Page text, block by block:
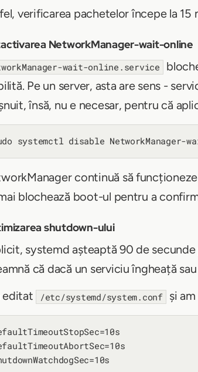
verificarea pachetelor începe la
NetworkManager-wait-online
wait-online.service
Pe un server, asta are sens -
însă, nu e necesar, pentru că
continuă să
blochează boot-ul pentru a
shutdown-ului
systemd așteaptă 90 de
că dacă un serviciu îngheață
editat
/etc/systemd/system.conf și